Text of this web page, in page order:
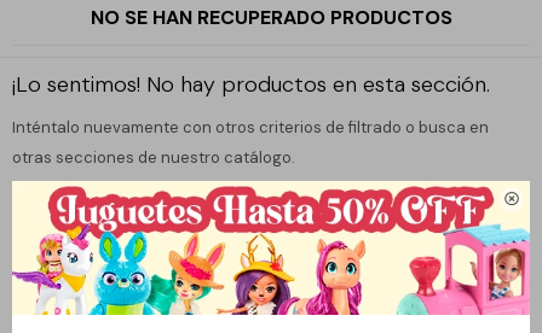

NO SE HAN RECUPERADO PRODUCTOS
¡Lo sentimos! No hay productos en esta sección.
Inténtalo nuevamente con otros criterios de filtrado o busca en
otras secciones de nuestro catálogo.
Filtrando por: Juegos de mesa Color:Amarillo Quitar filtros
Te recomendamos quitar: Color:Amarillo